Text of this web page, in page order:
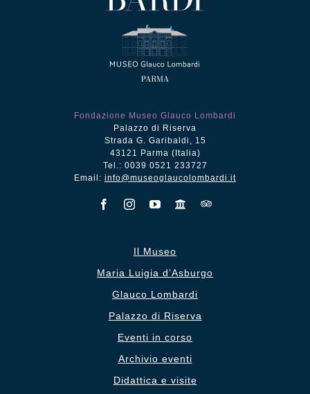
Fondazione Museo Glauco Lombardi
Palazzo di Riserva
Strada G. Garibaldi, 15
43121 Parma (Italia)
Tel.: 0039 0521 233727
Email: info@museoglaucolombardi.it
Il Museo
Maria Luigia d’Asburgo
Glauco Lombardi
Palazzo di Riserva
Eventi in corso
Archivio eventi
Didattica e visite